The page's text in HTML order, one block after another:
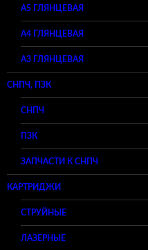
A5 ГЛЯНЦЕВАЯ
А4 ГЛЯНЦЕВАЯ
A3 ГЛЯНЦЕВАЯ
СНПЧ, ПЗК
СНПЧ
ПЗК
ЗАПЧАСТИ К СНПЧ
КАРТРИДЖИ
СТРУЙНЫЕ
ЛАЗЕРНЫЕ